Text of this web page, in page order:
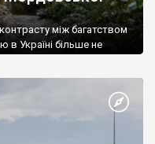
між багатством
в Україні більше не